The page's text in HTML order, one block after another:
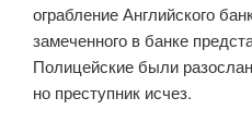
ограбление Английского
замеченного в банке
Полицейские были
но преступник исчез.